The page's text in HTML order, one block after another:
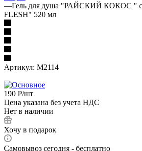
—Гель для душа "РАЙСКИЙ КОКОС "
FLESH" 520 мл
Артикул: М2114
190 Р/шт
Цена указана без учета НДС
Нет в наличии
Хочу в подарок
Самовывоз сегодня - бесплатно